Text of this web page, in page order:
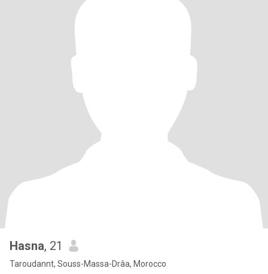
Hasna, 21
Taroudannt, Souss-Massa-Drâa, Morocco